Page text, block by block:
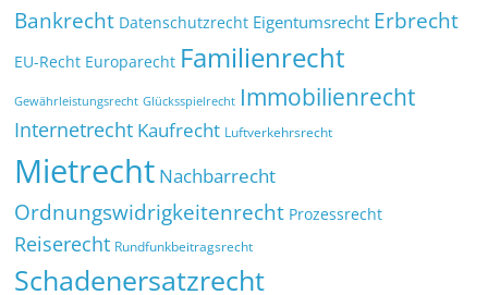
Bankrecht Datenschutzrecht Eigentumsrecht Erbrecht
EU-Recht Europarecht Familienrecht
Gewährleistungsrecht Glücksspielrecht Immobilienrecht
Internetrecht Kaufrecht Luftverkehrsrecht
Mietrecht Nachbarrecht
Ordnungswidrigkeitenrecht Prozessrecht
Reiserecht Rundfunkbeitragsrecht
Schadenersatzrecht